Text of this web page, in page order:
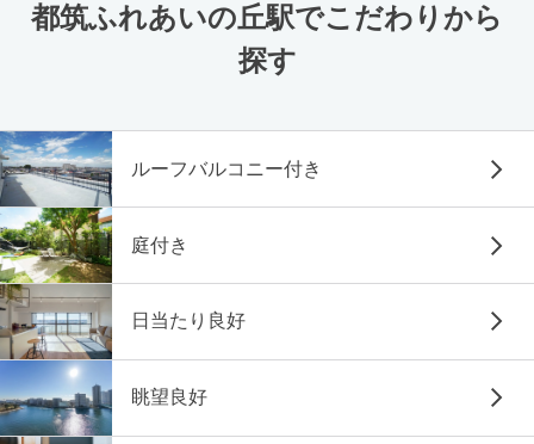
都筑ふれあいの丘駅でこだわりから
探す
ルーフバルコニー付き
庭付き
日当たり良好
眺望良好